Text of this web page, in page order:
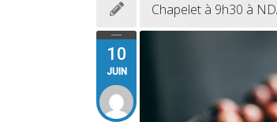
10
JUIN
Chapelet à 9h30 à